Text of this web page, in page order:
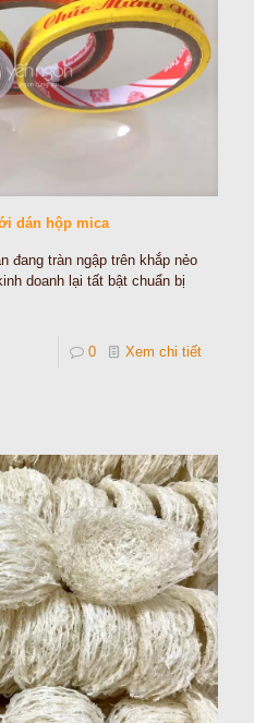
dán hộp mica
đang tràn ngập trên khắp nẻo
doanh lại tất bật chuẩn bị
0 Xem chi tiết